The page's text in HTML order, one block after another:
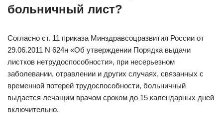
больничный лист?
Согласно ст. 11 приказа Минздравсоцразвития России от
29.06.2011 N 624н «Об утверждении Порядка выдачи
листков нетрудоспособности», при несерьезном
заболевании, отравлении и других случаях, связанных с
временной потерей трудоспособности, больничный
выдается лечащим врачом сроком до 15 календарных дней
включительно.